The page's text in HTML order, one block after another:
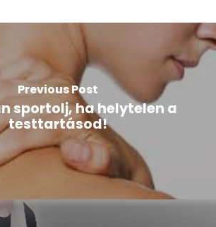
Previous Post
sportolj, ha helytelen a
testtartásod!